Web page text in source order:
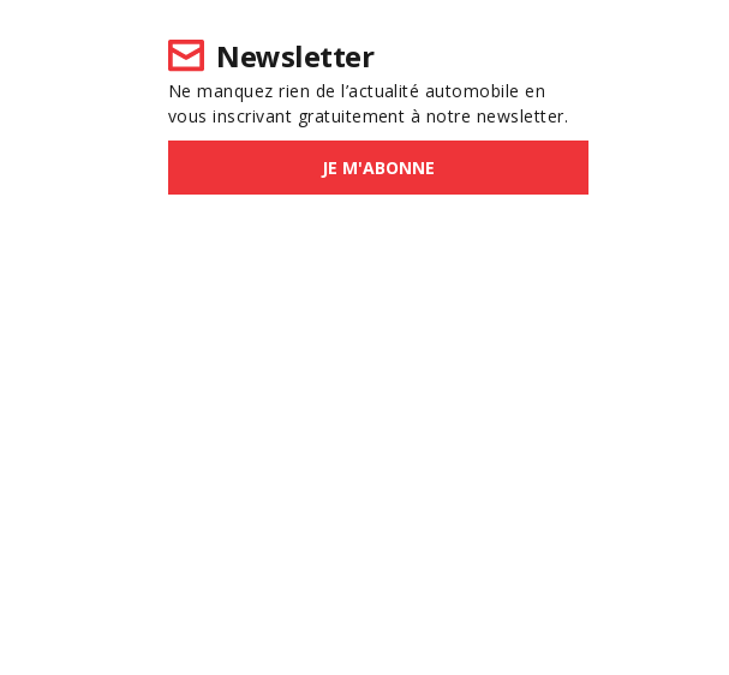
Newsletter
Ne manquez rien de l’actualité automobile en
vous inscrivant gratuitement à notre newsletter.
JE M'ABONNE